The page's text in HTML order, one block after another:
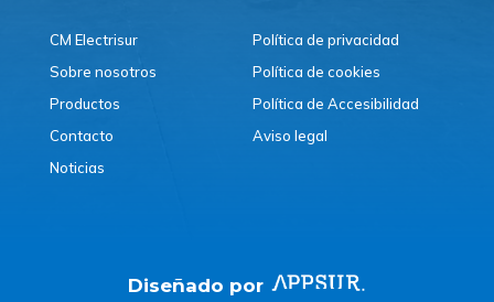
CM Electrisur
Sobre nosotros
Productos
Contacto
Noticias
Política de privacidad
Política de cookies
Política de Accesibilidad
Aviso legal
Diseñado por